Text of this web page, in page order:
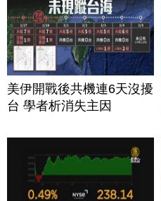
美伊開戰後共機連6天沒擾
台 學者析消失主因